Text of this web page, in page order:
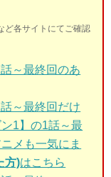
ど各サイトにてご確認
～最終回のあ
～最終回だけ
1】の1話～最
メも一気にま
方)はこちら